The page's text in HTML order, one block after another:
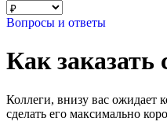
Вопросы и ответы
Как заказать
Коллеги, внизу вас ожидает
сделать его максимально